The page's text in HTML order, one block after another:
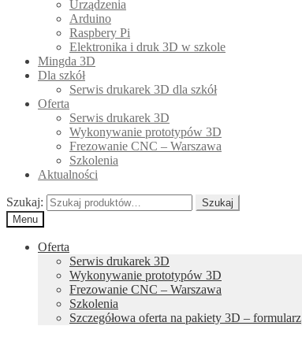
Urządzenia
Arduino
Raspbery Pi
Elektronika i druk 3D w szkole
Mingda 3D
Dla szkół
Serwis drukarek 3D dla szkół
Oferta
Serwis drukarek 3D
Wykonywanie prototypów 3D
Frezowanie CNC – Warszawa
Szkolenia
Aktualności
Szukaj:
Szukaj
Menu
Oferta
Serwis drukarek 3D
Wykonywanie prototypów 3D
Frezowanie CNC – Warszawa
Szkolenia
Szczegółowa oferta na pakiety 3D – formularz